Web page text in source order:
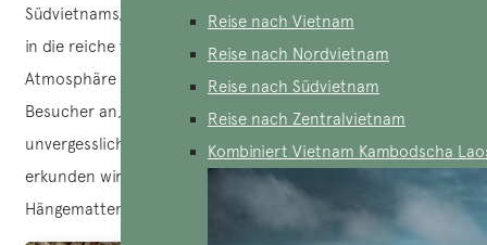
Reise nach Vietnam
Reise nach Nordvietnam
Reise nach Südvietnam
Reise nach Zentralvietnam
Kombiniert Vietnam Kambodscha
Südvietnams, bieten diese Cafés einen fesselnden Einblick
in die reiche vietnamesische Kultur. Mit ihrer einzigartigen
Atmosphäre und ihren verlockenden Menüs ziehen sie
Besucher an, die auf der Suche nach authentischen und
unvergesslichen Erlebnissen sind. In diesem Artikel
erkunden wir den Charme Südvietnams durch die Linse der
Hängematten-Cafés.